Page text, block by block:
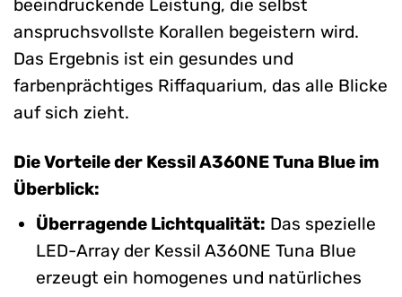
beeindruckende Leistung, die selbst
anspruchsvollste Korallen begeistern wird.
Das Ergebnis ist ein gesundes und
farbenprächtiges Riffaquarium, das alle Blicke
auf sich zieht.
Die Vorteile der Kessil A360NE Tuna Blue im
Überblick:
Überragende Lichtqualität: Das spezielle
LED-Array der Kessil A360NE Tuna Blue
erzeugt ein homogenes und natürliches